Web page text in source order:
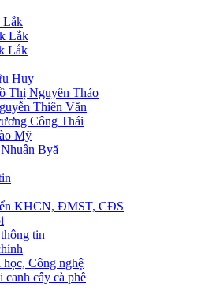
Lắk
Lắk
Lắk
Huy
Thị Nguyên Thảo
Thiên Văn
Công Thái
Mỹ
Byă
KHCN, ĐMST, CĐS
tin
Công nghệ
cây cà phê